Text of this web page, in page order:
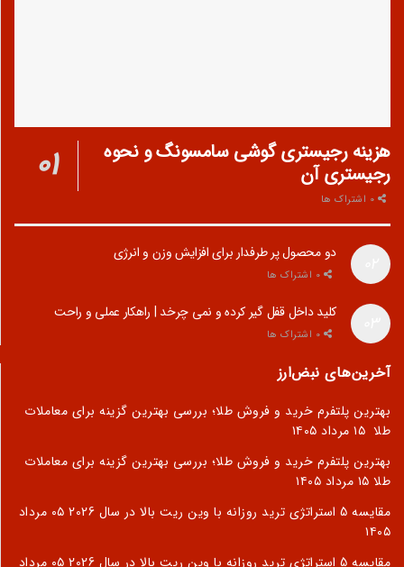
هزینه رجیستری گوشی سامسونگ و نحوه
رجیستری آن
دو محصول پر طرفدار برای افزایش وزن و انرژی
کلید داخل قفل گیر کرده و نمی چرخد | راهکار عملی و راحت
آخرین‌های نبض‌ارز
بهترین پلتفرم خرید و فروش طلا؛ بررسی بهترین گزینه برای معاملات
طلا ۱۵ مرداد ۱۴۰۵
بهترین پلتفرم خرید و فروش طلا؛ بررسی بهترین گزینه برای معاملات
طلا ۱۵ مرداد ۱۴۰۵
مقایسه 5 استراتژی ترید روزانه با وین ریت بالا در سال 2026
۰۵ مرداد
۱۴۰۵
مقایسه 5 استراتژی ترید روزانه با وین ریت بالا در سال 2026
۰۵ مرداد